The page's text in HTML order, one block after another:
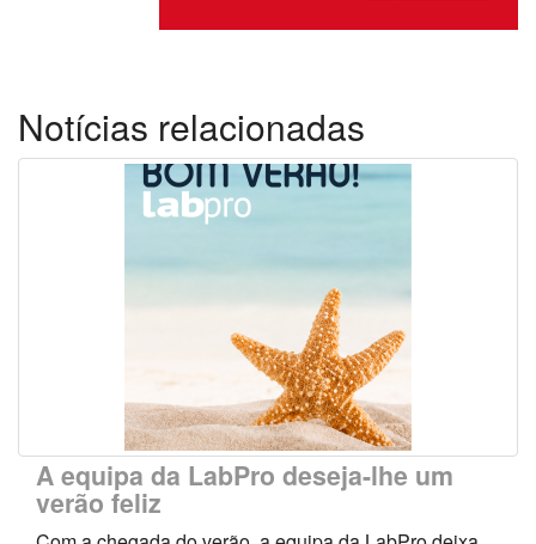
Notícias relacionadas
A equipa da LabPro deseja-lhe um
verão feliz